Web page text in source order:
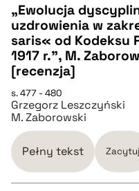
CZYSTY TEKST
pobierz cytat
BIBTEX
pobierz cytat
„Ewolucja
uzdrowienia w
saris« od Kodeksu
1917 r.”, M.
[recenzja]
s. 477 - 480
Grzegorz Leszczyński
M. Zaborowski
Pełny tekst Zacytuj